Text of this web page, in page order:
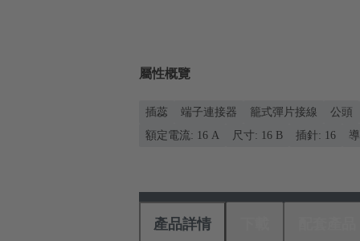
屬性概覽
插蕊 端子連接器 籠式彈片接線
公頭
額定電流: ‌16 A
尺寸: 16 B 插針: 16
產品詳情